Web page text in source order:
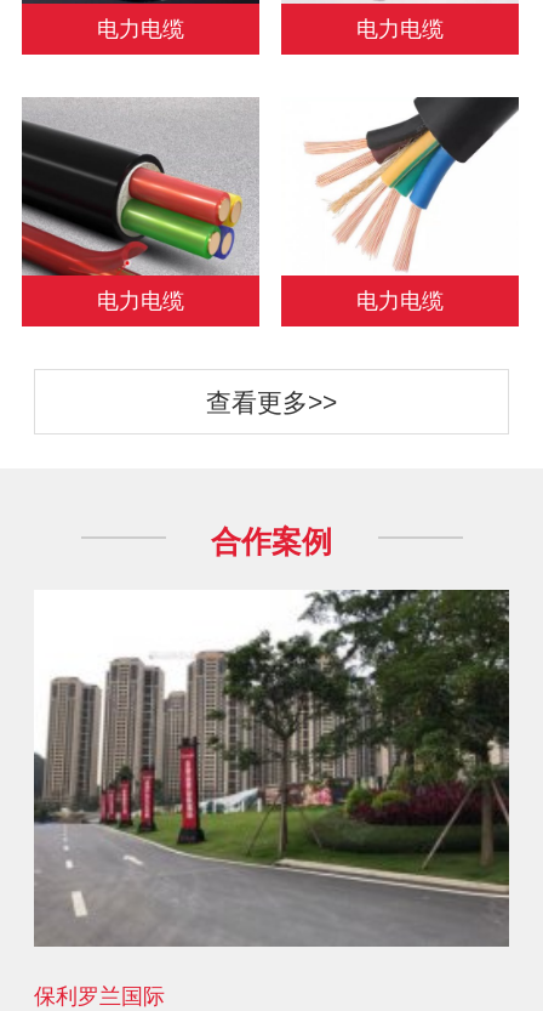
电力电缆 电力电缆
电力电缆 电力电缆
查看更多>>
合作案例
保利罗兰国际